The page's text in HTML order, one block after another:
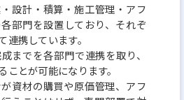
設計・積算・施工管理・アフ
部門を設置しており、それぞ
連携しています。
までを各部門で連携を取り、
とが可能になります。
資材の購買や原価管理、アフ